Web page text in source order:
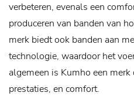
verbeteren, evenals een
produceren van banden van
merk biedt ook banden aan
technologie, waardoor het
algemeen is Kumho een
prestaties, en comfort.